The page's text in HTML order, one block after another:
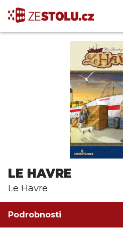
LE HAVRE
Le Havre
Podrobnosti